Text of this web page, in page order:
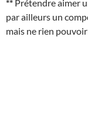
** Prétendre aimer
par ailleurs un
mais ne rien pouvoir